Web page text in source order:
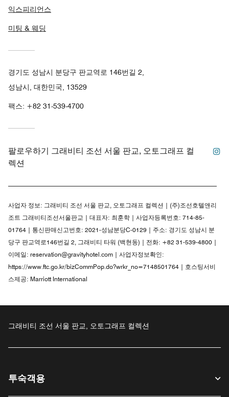
익스피리언스
미팅 & 웨딩
경기도 성남시 분당구 판교역로 146번길 2,
성남시, 대한민국, 13529
팩스: +82 31-539-4700
팔로우하기 그래비티 조선 서울 판교, 오토그래프 컬
렉션
사업자 정보: 그래비티 조선 서울 판교, 오토그래프 컬렉션 | (주)조선호텔앤리
조트 그래비티조선서울판교 | 대표자: 최훈학 | 사업자등록번호: 714-85-
01764 | 통신판매신고번호: 2021-성남분당C-0129 | 주소: 경기도 성남시 분
당구 판교역로146번길 2, 그래비티 타워 (백현동) | 전화: +82 31-539-4800 |
이메일: reservation@gravityhotel.com | 사업자정보확인:
https://www.ftc.go.kr/bizCommPop.do?wrkr_no=7148501764 | 호스팅서비
스제공: Marriott International
그래비티 조선 서울 판교, 오토그래프 컬렉션
투숙객용